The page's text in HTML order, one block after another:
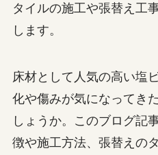
タイルの施工や張替え工
します。
床材として人気の高い塩
化や傷みが気になってき
しょうか。このブログ記
徴や施工方法、張替えの